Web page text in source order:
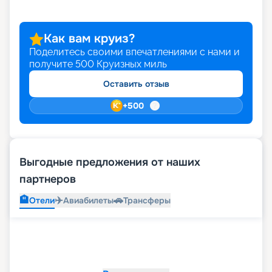
бронирования вы можете сделать свой отпуск
еще более ярким и выгодным. Выбирайте и
оформляйте путевку своей мечты онлайн на
нашем сайте.
Как вам круиз?
Поделитесь своими впечатлениями с нами и
получите 500 Круизных миль
Оставить отзыв
+500
Выгодные предложения от наших
партнеров
🏨Отели✈️Авиабилеты🚗Трансферы